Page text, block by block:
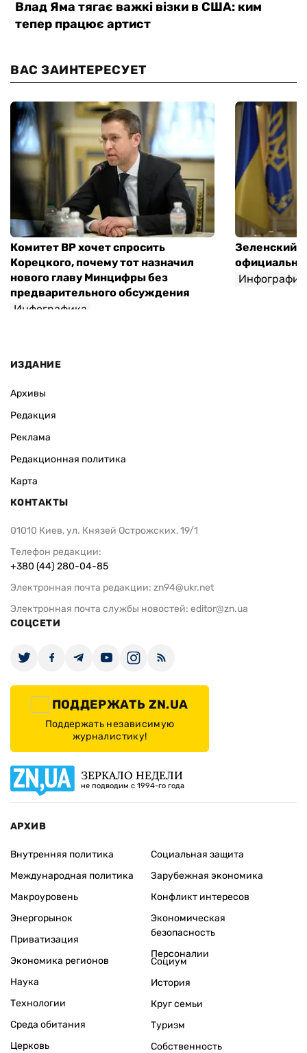
ВАС ЗАИНТЕРЕСУЕТ
Комитет ВР хочет спросить
Корецкого, почему тот назначил
нового главу Минцифры без
предварительного обсуждения
Инфографика
Зеленский
ИЗДАНИЕ
Архивы
Редакция
Реклама
Редакционная политика
Карта
КОНТАКТЫ
01010 Киев, ул. Князей Острожских, 19/1
Телефон редакции:
+380 (44) 280-04-85
Электронная почта редакции: zn94@ukr.net
Электронная почта службы новостей: editor@zn.ua
СОЦСЕТИ
ПОДДЕРЖАТЬ ZN.UA
Поддержать независимую
журналистику!
ЗЕРКАЛО НЕДЕЛИ
не подводим с 1994-го года
АРХИВ
Внутренняя политика
Международная политика
Макроуровень
Энергорынок
Приватизация
Экономика регионов
Социальная защита
Зарубежная экономика
Конфликт интересов
Экономическая
безопасность
Персоналии
Наука
Технологии
Среда обитания
Церковь
Социум
История
Круг семьи
Туризм
Собственность